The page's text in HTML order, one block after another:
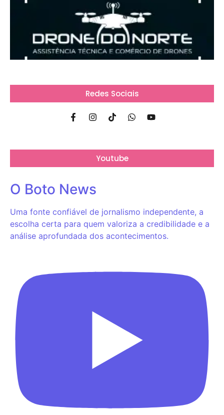
Redes Sociais
Youtube
O Boto News
Uma fonte confiável de jornalismo independente, a
escolha certa para quem valoriza a credibilidade e a
análise aprofundada dos acontecimentos.